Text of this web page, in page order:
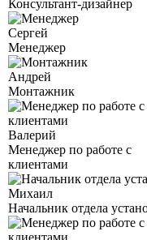
Консультант-дизайнер
Сергей
Менеджер
Андрей
Монтажник
Валерий
Менеджер по работе с
клиентами
Михаил
Начальник отдела